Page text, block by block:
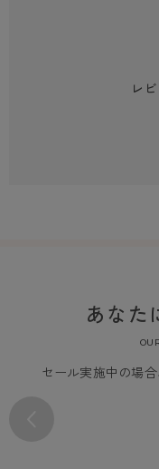
レ
あなた
セール実施中の場